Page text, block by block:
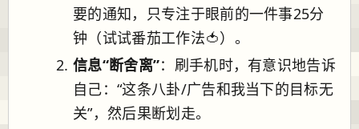
要的通知，只专注于眼前的一件事25分
钟（试试番茄工作法🍅）。
信息“断舍离”：刷手机时，有意识地告诉
自己：“这条八卦/广告和我当下的目标无
关”，然后果断划走。